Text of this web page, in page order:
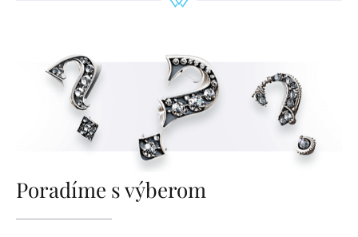
Poradíme s výberom